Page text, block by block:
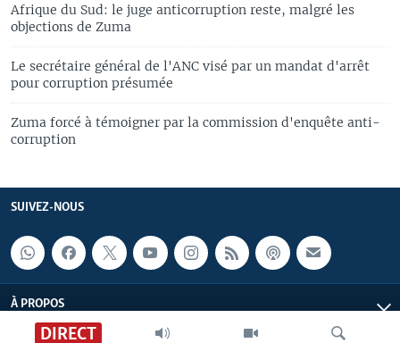
DIRECT
Afrique du Sud: le juge anticorruption reste, malgré les
objections de Zuma
Le secrétaire général de l'ANC visé par un mandat d'arrêt
pour corruption présumée
Zuma forcé à témoigner par la commission d'enquête anti-
corruption
SUIVEZ-NOUS
À PROPOS